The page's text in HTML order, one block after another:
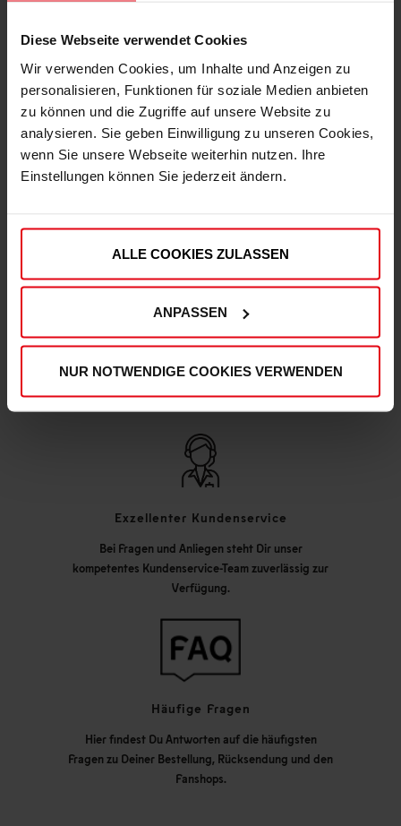
Diese Webseite verwendet Cookies
Wir verwenden Cookies, um Inhalte und Anzeigen zu
personalisieren, Funktionen für soziale Medien anbieten
zu können und die Zugriffe auf unsere Website zu
analysieren. Sie geben Einwilligung zu unseren Cookies,
wenn Sie unsere Webseite weiterhin nutzen. Ihre
Einstellungen können Sie jederzeit ändern.
ALLE COOKIES ZULASSEN
ANPASSEN
NUR NOTWENDIGE COOKIES VERWENDEN
Express Lieferung möglich
kannst Du deine Bestellung auch mit der
Qualitätskontrollen, um Deinen und unseren hohen
Qualitätsstandards zu entsprechen.
Exzellenter Kundenservice
Bei Fragen und Anliegen steht Dir unser
kompetentes Kundenservice-Team zuverlässig zur
Verfügung.
Häufige Fragen
Hier findest Du Antworten auf die häufigsten
Fragen zu Deiner Bestellung, Rücksendung und den
Fanshops.